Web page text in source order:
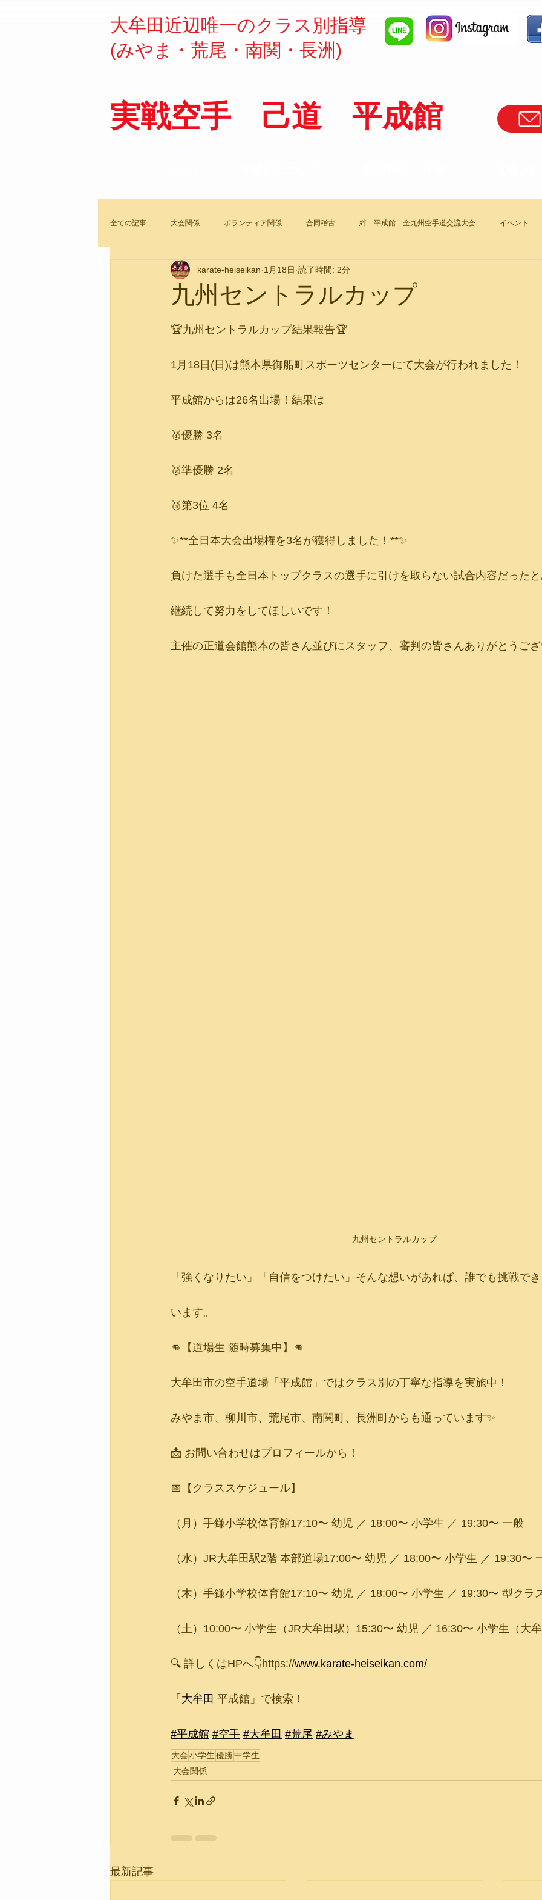
​​大牟田近辺唯一のクラス別指導
(みやま・荒尾・南関・長洲)
実戦空手 己道 平成館
全ての記事 大会関係 ボランティア関係 合同稽古 絆 平成館 全九州空手道交流大会 イベント
九州セントラルカップ
karate-heiseikan 1月18日 読了時間: 2分
🏆九州セントラルカップ結果報告🏆
1月18日(日)は熊本県御船町スポーツセンターにて大会が行われました！
平成館からは26名出場！結果は
🥇優勝 3名
🥈準優勝 2名
🥉第3位 4名
✨**全日本大会出場権を3名が獲得しました！**✨
負けた選手も全日本トップクラスの選手に引けを取らない試合内容だった
継続して努力をしてほしいです！
主催の正道会館熊本の皆さん並びにスタッフ、審判の皆さんありがとうご
九州セントラルカップ
「強くなりたい」「自信をつけたい」そんな想いがあれば、誰でも挑戦で
います。
👊【道場生 随時募集中】👊
大牟田市の空手道場「平成館」ではクラス別の丁寧な指導を実施中！
みやま市、柳川市、荒尾市、南関町、長洲町からも通っています✨
📩 お問い合わせはプロフィールから！
📅【クラススケジュール】
（月）手鎌小学校体育館17:10〜 幼児 ／ 18:00〜 小学生 ／ 19:30〜 一般
（水）JR大牟田駅2階 本部道場17:00〜 幼児 ／ 18:00〜 小学生 ／ 19:30〜
（木）手鎌小学校体育館17:10〜 幼児 ／ 18:00〜 小学生 ／ 19:30〜 型クラ
（土）10:00〜 小学生（JR大牟田駅）15:30〜 幼児 ／ 16:30〜 小学生（大
🔍 詳しくはHPへ👇https://www.karate-heiseikan.com/
「大牟田 平成館」で検索！
#平成館 #空手 #大牟田 #荒尾 #みやま
大会小学生優勝中学生
大会関係
最新記事